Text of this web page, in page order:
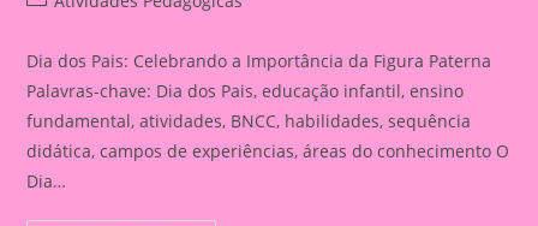
Dia dos Pais: Celebrando a Importância da Figura Paterna
Palavras-chave: Dia dos Pais, educação infantil, ensino
fundamental, atividades, BNCC, habilidades, sequência
didática, campos de experiências, áreas do conhecimento O
Dia…